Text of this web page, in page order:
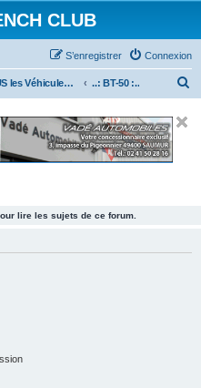
CLUB
Connexion
S’enregistrer
..: TOUS les Véhicules MAZDA :.. ..: BT-50 :..
e
lire les sujets de ce forum.